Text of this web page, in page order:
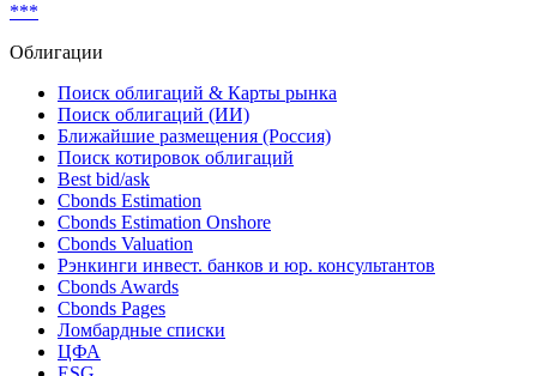
***
Облигации
Поиск облигаций & Карты рынка
Поиск облигаций (ИИ)
Ближайшие размещения (Россия)
Поиск котировок облигаций
Best bid/ask
Cbonds Estimation
Cbonds Estimation Onshore
Cbonds Valuation
Рэнкинги инвест. банков и юр. консультантов
Cbonds Awards
Cbonds Pages
Ломбардные списки
ЦФА